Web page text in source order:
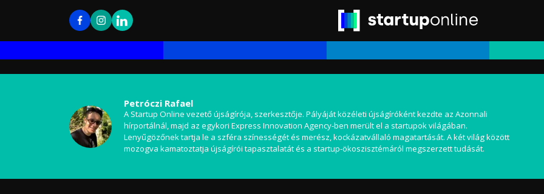
Petróczi Rafael
A Startup Online vezető újságírója, szerkesztője. Pályáját közéleti újságíróként kezdte az Azonnali
hírportálnál, majd az egykori Express Innovation Agency-ben merült el a startupok világában.
Lenyűgözőnek tartja le a szféra színességét és merész, kockázatvállaló magatartását. A két világ között
mozogva kamatoztatja újságírói tapasztalatát és a startup-ökoszisztémáról megszerzett tudását.